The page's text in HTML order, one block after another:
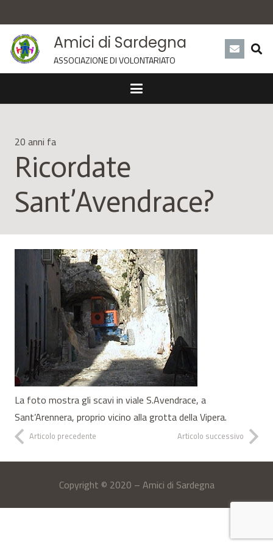
Amici di Sardegna
ASSOCIAZIONE DI VOLONTARIATO
20 anni fa
Ricordate
Sant’Avendrace?
La foto mostra gli scavi in viale S.Avendrace, a
Sant’Arennera, proprio vicino alla grotta della Vipera.
Articolo precedente Articolo successivo
Copyright © 2020 – Amici di Sardegna